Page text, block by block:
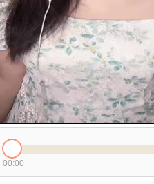
00:00